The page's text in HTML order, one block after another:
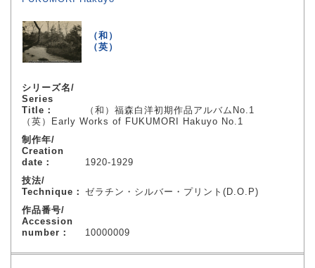
（和）
（英）
シリーズ名/
Series
Title：
（和）福森白洋初期作品アルバムNo.1
（英）Early Works of FUKUMORI Hakuyo No.1
制作年/
Creation
date：
1920-1929
技法/
Technique： ゼラチン・シルバー・プリント(D.O.P)
作品番号/
Accession
number：
10000009